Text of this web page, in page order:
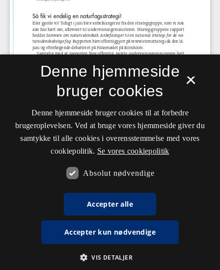
×
Denne hjemmeside
bruger cookies
Denne hjemmeside bruger cookies til at forbedre
brugeroplevelsen. Ved at bruge vores hjemmeside giver du
samtykke til alle cookies i overensstemmelse med vores
cookiepolitik. Se vores cookiepolitik
Absolut nødvendige
Accepter alle
Accepter kun nødvendige
VIS DETALJER